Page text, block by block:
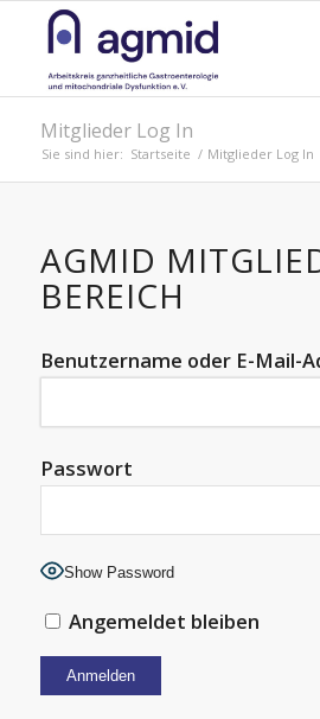
Mitglieder Log In
Sie sind hier: Startseite / Mitglieder Log In
AGMID
BEREICH
Benutzername oder E-Mail-
Passwort
Show Password
Angemeldet bleiben